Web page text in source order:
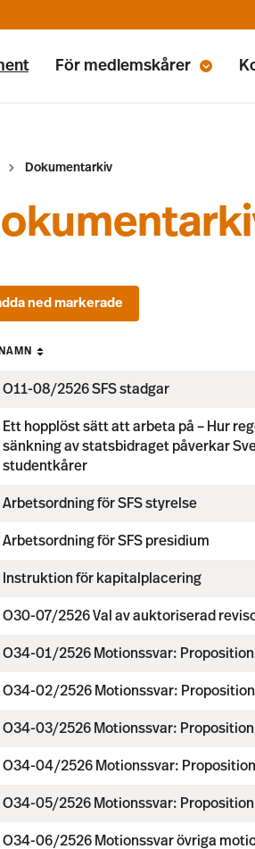
För medlemskårer
Dokumentarkiv
NAMN
O11-08/2526 SFS stadgar
Ett hopplöst sätt att arbeta på – Hur
sänkning av statsbidraget påverkar
studentkårer
Arbetsordning för SFS styrelse
Arbetsordning för SFS presidium
Instruktion för kapitalplacering
O30-07/2526 Val av auktoriserad
O34-01/2526 Motionssvar: Proposition
O34-02/2526 Motionssvar:
O34-03/2526 Motionssvar: Proposition
O34-04/2526 Motionssvar:
O34-05/2526 Motionssvar: Proposition
O34-06/2526 Motionssvar övriga